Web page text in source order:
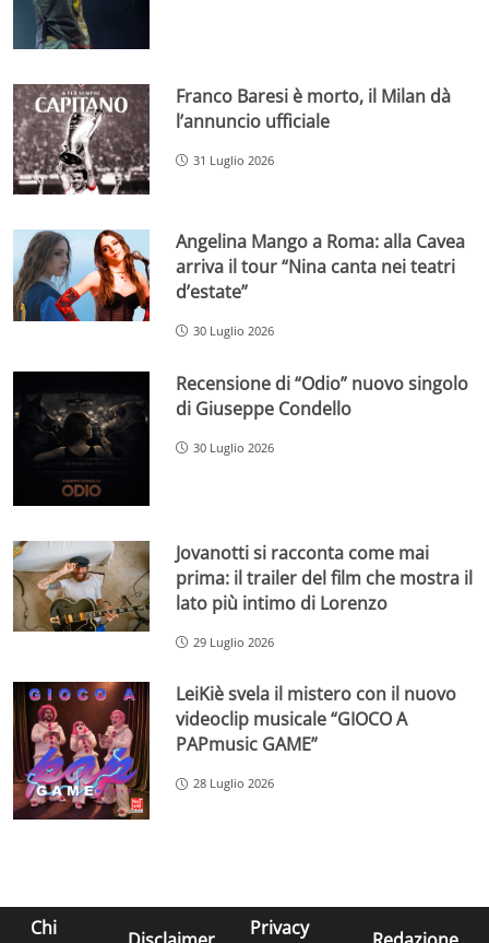
Franco Baresi è morto, il Milan dà
l’annuncio ufficiale
31 Luglio 2026
Angelina Mango a Roma: alla Cavea
arriva il tour “Nina canta nei teatri
d’estate”
30 Luglio 2026
Recensione di “Odio” nuovo singolo
di Giuseppe Condello
30 Luglio 2026
Jovanotti si racconta come mai
prima: il trailer del film che mostra il
lato più intimo di Lorenzo
29 Luglio 2026
LeiKiè svela il mistero con il nuovo
videoclip musicale “GIOCO A
PAPmusic GAME”
28 Luglio 2026
Chi
Privacy